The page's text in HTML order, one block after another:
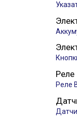
Реле
Реле